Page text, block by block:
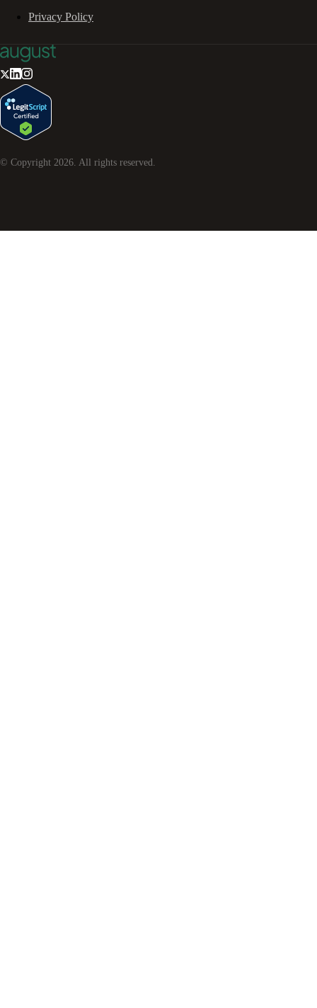
Privacy Policy
© Copyright 2026 . All rights reserved.